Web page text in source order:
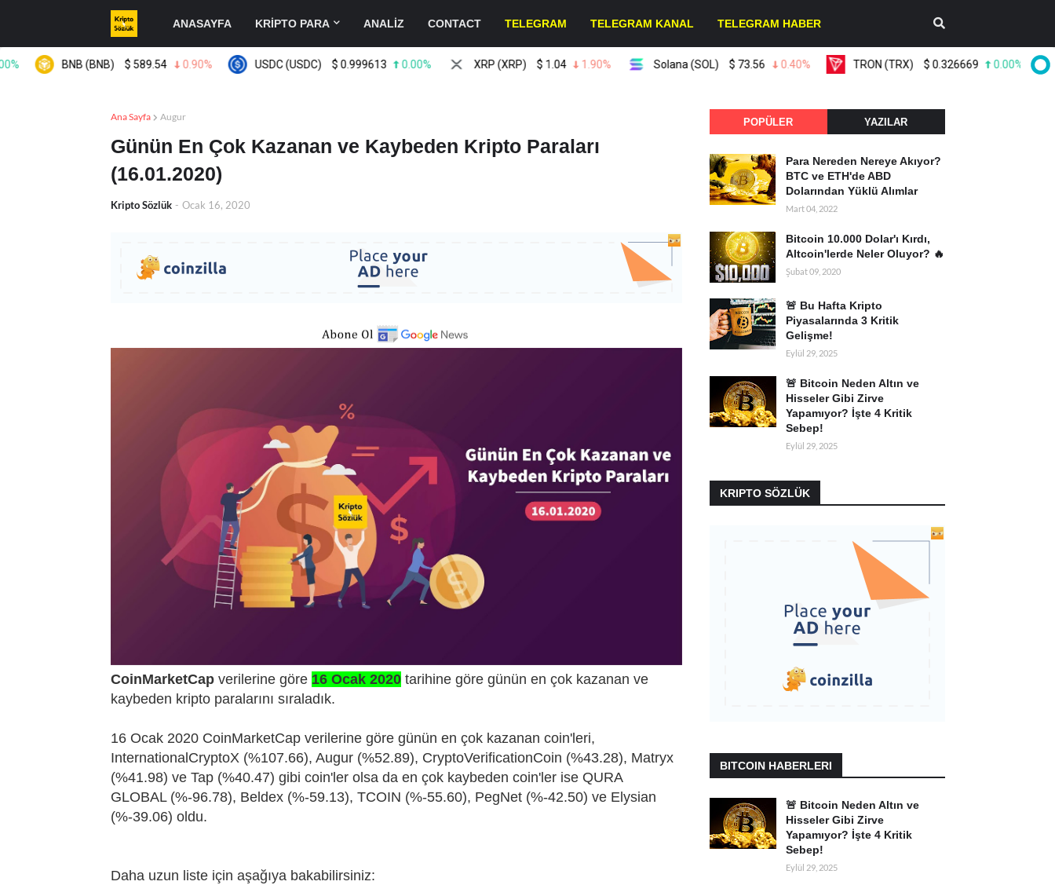
ANASAYFA KRİPTO PARA ANALİZ CONTACT TELEGRAM TELEGRAM KANAL TELEGRAM HABER
BNB (BNB) $589.54 0.90% USDC (USDC) $0.999613 0.00% XRP (XRP) $1.04 1.90% Solana (SOL) $73.56 0.40% TRON (TRX) $0.326669 0.00% Lido
Ana Sayfa Augur
Günün En Çok Kazanan ve Kaybeden Kripto Paraları
(16.01.2020)
Kripto Sözlük - Ocak 16, 2020
CoinMarketCapverilerine göre 16 Ocak 2020tarihine göre günün en çok kazanan ve
kaybeden kripto paralarını sıraladık.
16 Ocak 2020 CoinMarketCap verilerine göre günün en çok kazanan coin'leri,
InternationalCryptoX (%107.66), Augur (%52.89), CryptoVerificationCoin (%43.28), Matryx
(%41.98) ve Tap (%40.47) gibi coin'ler olsa da en çok kaybeden coin'ler ise QURA
GLOBAL (%-96.78), Beldex (%-59.13), TCOIN (%-55.60), PegNet (%-42.50) ve Elysian
(%-39.06) oldu.
Daha uzun liste için aşağıya bakabilirsiniz:
POPÜLER YAZILAR
Para Nereden Nereye Akıyor?
BTC ve ETH'de ABD
Dolarından Yüklü Alımlar
Mart 04, 2022
Bitcoin 10.000 Dolar'ı Kırdı,
Altcoin'lerde Neler Oluyor? 🔥
Şubat 09, 2020
🚨 Bu Hafta Kripto
Piyasalarında 3 Kritik
Gelişme!
Eylül 29, 2025
🚨 Bitcoin Neden Altın ve
Hisseler Gibi Zirve
Yapamıyor? İşte 4 Kritik
Sebep!
Eylül 29, 2025
KRIPTO SÖZLÜK
BITCOIN HABERLERI
🚨 Bitcoin Neden Altın ve
Hisseler Gibi Zirve
Yapamıyor? İşte 4 Kritik
Sebep!
Eylül 29, 2025